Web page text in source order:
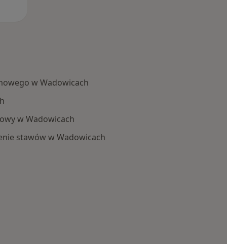
w Wadowicach
w Wadowicach
stawów w Wadowicach